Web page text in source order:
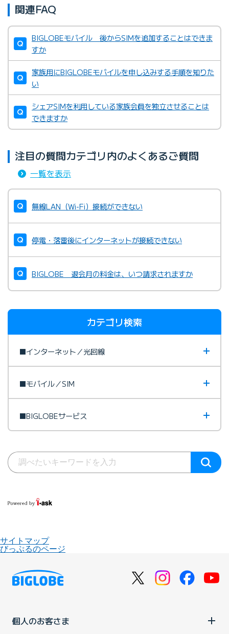
関連FAQ
BIGLOBEモバイル 後からSIMを追加することはできま
すか
家族用にBIGLOBEモバイルを申し込みする手順を知りた
い
シェアSIMを利用している家族会員を独立させることは
できますか
注目の質問カテゴリ内のよくあるご質問
一覧を表示
無線LAN（Wi-Fi）接続ができない
停電・落雷後にインターネットが接続できない
BIGLOBE 退会月の料金は、いつ請求されますか
カテゴリ検索
■インターネット／光回線
■モバイル／SIM
■BIGLOBEサービス
サイトマップ
びっぷるのページ
個人のお客さま